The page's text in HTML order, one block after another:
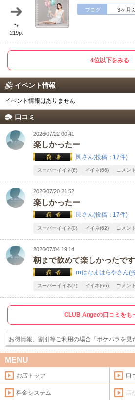
🐾
219pt
ブログ 3ヶ月
4位以下をみる
イベント情報
イベント情報はありません
口コミ
2026/07/22 00:41
楽しかったー
艮さん(投稿：17件)
スーパーイイネ(6) イイネ(66) コメン
2026/07/20 21:52
楽しかったー
艮さん(投稿：17件)
スーパーイイネ(0) イイネ(62) コメン
2026/07/04 19:14
朝まで飲めて楽しかったです
rrrはなまはらやさん(
スーパーイイネ(7) イイネ(66) コメン
CLUB Angeの口コミをも
お得情報、割引等ご利用の場合『ポケパラを見
MENU
お店トップ 口
料金システム 店